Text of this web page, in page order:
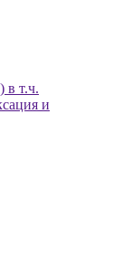
в т.ч.
и